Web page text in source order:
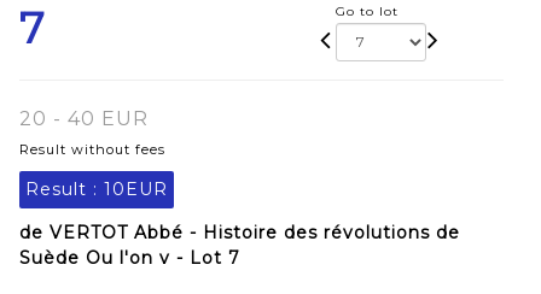
7 Go to lot
20 - 40 EUR
Result without fees
Result : 10EUR
de VERTOT Abbé - Histoire des révolutions de
Suède Ou l'on v - Lot 7